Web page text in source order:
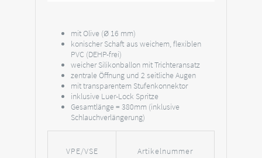
mit Olive (Ø 16 mm)
konischer Schaft aus weichem, flexiblen
PVC (DEHP-frei)
weicher Silikonballon mit Trichteransatz
zentrale Öffnung und 2 seitliche Augen
mit transparentem Stufenkonnektor
inklusive Luer-Lock Spritze
Gesamtlänge = 380mm (inklusive
Schlauchverlängerung)
VPE/VSE Artikelnummer